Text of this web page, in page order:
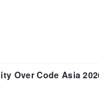
Over Code Asia